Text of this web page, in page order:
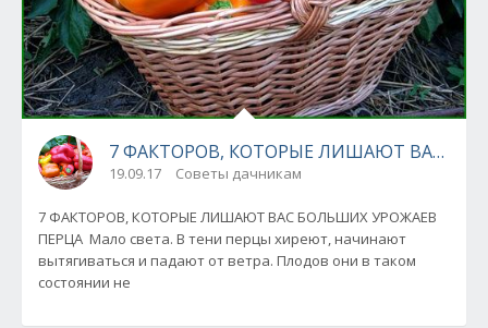
7 ФАКТОРОВ, КОТОРЫЕ ЛИШАЮТ ВАС
19.09.17 Советы дачникам
7 ФАКТОРОВ, КОТОРЫЕ ЛИШАЮТ ВАС БОЛЬШИХ УРОЖАЕВ
ПЕРЦА Мало света. В тени перцы хиреют, начинают
вытягиваться и падают от ветра. Плодов они в таком
состоянии не